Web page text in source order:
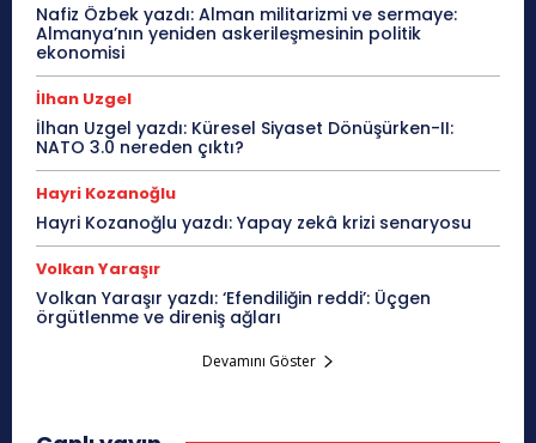
Nafiz Özbek yazdı: Alman militarizmi ve sermaye:
Almanya’nın yeniden askerileşmesinin politik
ekonomisi
İlhan Uzgel
İlhan Uzgel yazdı: Küresel Siyaset Dönüşürken-II:
NATO 3.0 nereden çıktı?
Hayri Kozanoğlu
Hayri Kozanoğlu yazdı: Yapay zekâ krizi senaryosu
Volkan Yaraşır
Volkan Yaraşır yazdı: ‘Efendiliğin reddi’: Üçgen
örgütlenme ve direniş ağları
Devamını Göster